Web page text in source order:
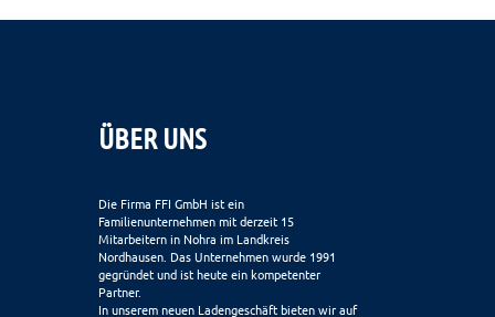
ÜBER UNS
Die Firma FFI GmbH ist ein
Familienunternehmen mit derzeit 15
Mitarbeitern in Nohra im Landkreis
Nordhausen. Das Unternehmen wurde 1991
gegründet und ist heute ein kompetenter
Partner.
In unserem neuen Ladengeschäft bieten wir auf